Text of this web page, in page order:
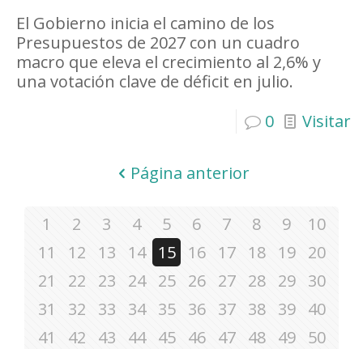
El Gobierno inicia el camino de los
Presupuestos de 2027 con un cuadro
macro que eleva el crecimiento al 2,6% y
una votación clave de déficit en julio.
0
Visitar
Página anterior
1 2 3 4 5 6 7 8 9
10
11
12 13 14 15 16 17 18 19
20
21
22 23 24 25 26 27 28 29
30
31
32 33 34 35 36 37 38 39
40
41
42 43 44 45 46 47 48 49
50